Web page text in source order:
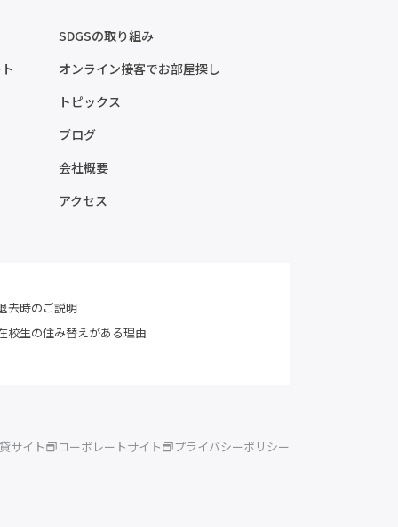
SDGSの取り組み
オンライン接客でお部屋探し
トピックス
ブログ
会社概要
アクセス
去時のご説明
校生の住み替えがある理由
サイト コーポレートサイト プライバシーポリシー